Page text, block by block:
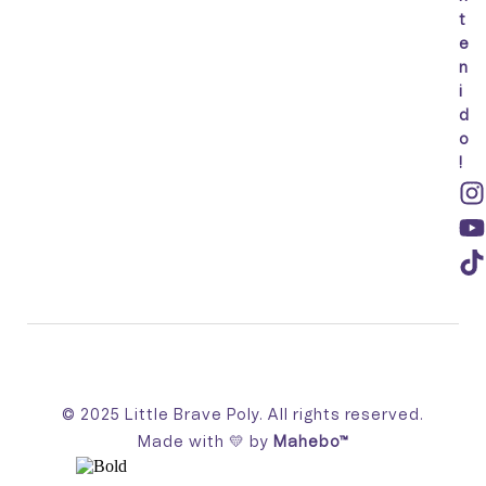
t
e
n
i
d
o
!
© 2025 Little Brave Poly. All rights reserved.
Made with 💛 by Mahebo™